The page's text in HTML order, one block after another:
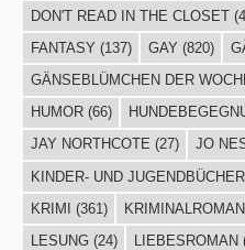
DON'T READ IN THE CLOSET
FANTASY (137) GAY (820)
GÄNSEBLÜMCHEN DER
HUMOR(66)
JAY NORTHCOTE (27) JO
KINDER- UND JUGENDBÜCHER
KRIMI (361) KRIMINALROMAN
LESUNG(24) LIEBESROMAN